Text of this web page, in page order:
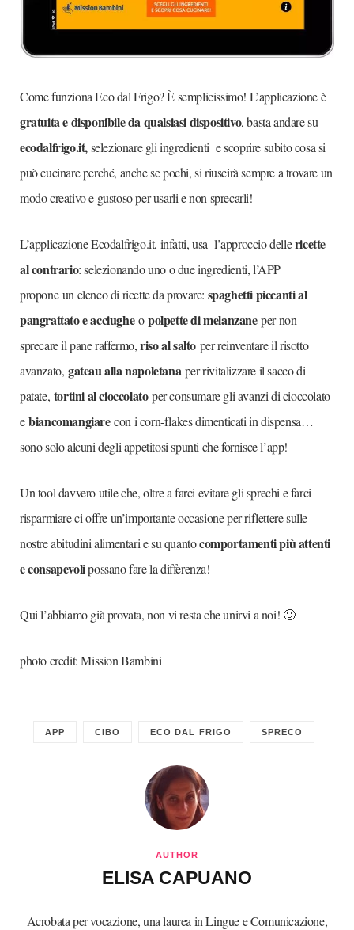
Come funziona Eco dal Frigo? È semplicissimo! L’applicazione è
gratuita e disponibile da qualsiasi dispositivo, basta andare su
ecodalfrigo.it,selezionare gli ingredienti e scoprire subito cosa si
può cucinare perché, anche se pochi, si riuscirà sempre a trovare un
modo creativo e gustoso per usarli e non sprecarli!
L’applicazione Ecodalfrigo.it, infatti, usa l’approccio dellericette
al contrario: selezionando uno o due ingredienti, l’APP
propone un elenco di ricette da provare: spaghetti piccanti al
pangrattato e acciugheopolpette di melanzaneper non
sprecare il pane raffermo,riso al salto per reinventare il risotto
avanzato, gateau alla napoletana per rivitalizzare il sacco di
patate, tortini al cioccolatoper consumare gli avanzi di cioccolato
ebiancomangiarecon i corn-flakes dimenticati in dispensa…
sono solo alcuni degli appetitosi spunti che fornisce l’app!
Un tool davvero utile che, oltre a farci evitare gli sprechi e farci
risparmiare ci offre un’importante occasione per riflettere sulle
nostre abitudini alimentari e su quantocomportamenti più attenti
e consapevolipossano fare la differenza!
Qui l’abbiamo già provata, non vi resta che unirvi a noi! 🙂
photo credit: Mission Bambini
APP CIBO ECO DAL FRIGO SPRECO
AUTHOR
ELISA CAPUANO
Acrobata per vocazione, una laurea in Lingue e Comunicazione,